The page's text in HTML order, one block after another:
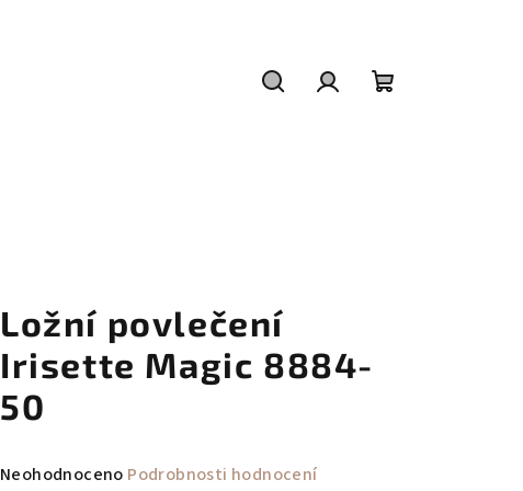
Ložní povlečení
Irisette Magic 8884-
50
Průměrné
Neohodnoceno Podrobnosti hodnocení